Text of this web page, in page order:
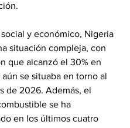
y económico, Nigeria
situación compleja, con
que alcanzó el 30% en
se situaba en torno al
de 2026. Además, el
se ha
en los últimos cuatro